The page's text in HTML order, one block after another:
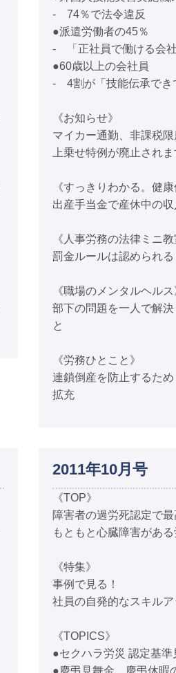
- 74％で法令違反
●派遣労働者の45％
- 「正社員で働ける会社
●60歳以上の会社員
- 4割が「技能伝承でき
《お知らせ》
マイカー通勤、非課税
上乗せ特例が廃止されま
《すっきりわかる。健康
出産手当金で産休中の
《人事労務の法律ミニ教
罰金ルールは認められる
《職場のメンタルヘルス
部下の問題を一人で解
と
《労務ひとこと》
連鎖倒産を防止するため
拡充
2011年10月号
《TOP》
障害者の過労死認定で
もともと心臓障害があ
《特集》
事例で見る！
社員の自発的なスキル
《TOPICS》
●セクハラ労災 認定基準
●慶弔見舞金、慶弔休暇